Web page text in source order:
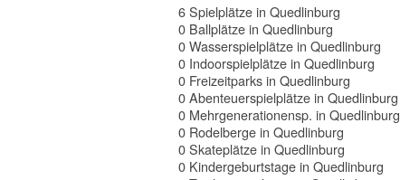
6 Spielplätze in Quedlinburg
0 Ballplätze in Quedlinburg
0 Wasserspielplätze in Quedlinburg
0 Indoorspielplätze in Quedlinburg
0 Freizeitparks in Quedlinburg
0 Abenteuerspielplätze in Quedlinburg
0 Mehrgenerationensp. in Quedlinburg
0 Rodelberge in Quedlinburg
0 Skateplätze in Quedlinburg
0 Kindergeburtstage in Quedlinburg